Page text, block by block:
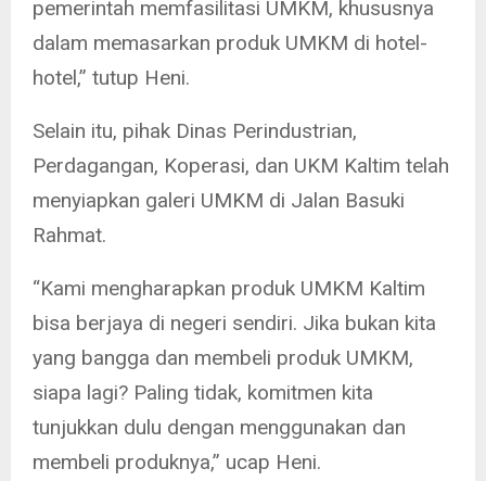
pemerintah memfasilitasi UMKM, khususnya
dalam memasarkan produk UMKM di hotel-
hotel,” tutup Heni.
Selain itu, pihak Dinas Perindustrian,
Perdagangan, Koperasi, dan UKM Kaltim telah
menyiapkan galeri UMKM di Jalan Basuki
Rahmat.
“Kami mengharapkan produk UMKM Kaltim
bisa berjaya di negeri sendiri. Jika bukan kita
yang bangga dan membeli produk UMKM,
siapa lagi? Paling tidak, komitmen kita
tunjukkan dulu dengan menggunakan dan
membeli produknya,” ucap Heni.